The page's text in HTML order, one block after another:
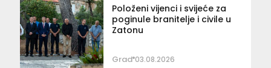
Položeni vijenci i svijeće za
poginule branitelje i civile u
Zatonu
Grad 03.08.2026